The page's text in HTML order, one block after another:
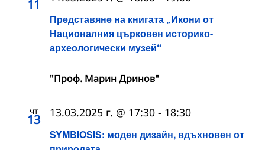
11
Представяне на книгата „Икони от
Националния църковен историко-
археологически музей“
"Проф. Марин Дринов"
чт
13
SYMBIOSIS: моден дизайн, вдъхновен от
13.03.2025 г. @ 17:30 - 18:30